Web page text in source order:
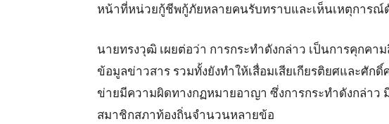
หน้าที่หน่วยกู้ชีพกู้ภัยหลายคนรับทราบและเห็นเหตุการณ์
นายทรงวุฒิ เผยต่อว่า การกระทำดังกล่าว เป็นการคุกคา
ข้อมูลข่าวสาร รวมทั้งยังทำให้เสื่อมเสียเกียรติยศและศัก
ข่ายมีความผิดทางกฏหมายอาญา ซึ่งการกระทำดังกล่าว
สมาชิกสภาท้องถิ่นจำนวนหลายข้อ